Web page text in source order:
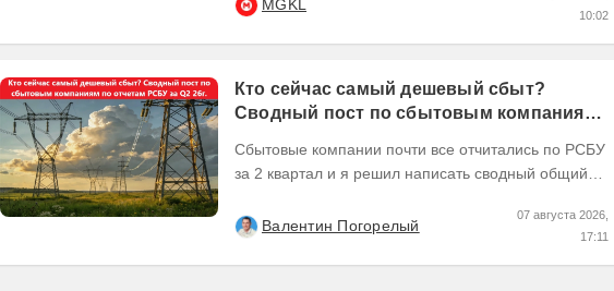
MGKL
10:02
Кто сейчас самый дешевый сбыт?
Сводный пост по сбытовым компаниям
Сбытовые компании почти все отчитались по РСБУ
за 2 квартал и я решил написать сводный общий
Валентин Погорелый
07 августа 2026,
17:11